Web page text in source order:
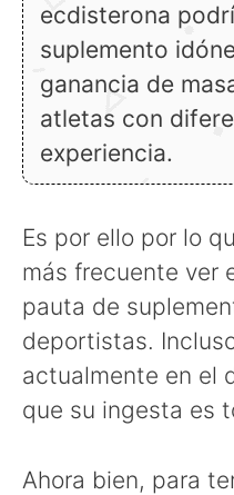
ecdisterona
suplemento
ganancia de
atletas con
experiencia.
Es por ello por lo
más frecuente ver
pauta de
deportistas.
actualmente en el
que su ingesta es
Ahora bien, para